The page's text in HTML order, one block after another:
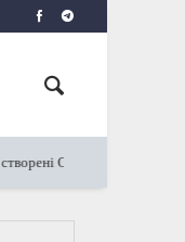
ОСББ: відомо, де саме